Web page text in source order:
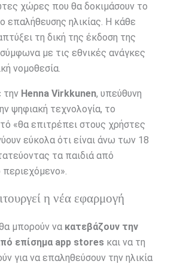
χώρες που θα δοκιμάσουν το
επαλήθευσης ηλικίας. Η κάθε
τη δική της έκδοση της
με τις εθνικές ανάγκες
νομοθεσία.
την Henna Virkkunen, υπεύθυνη
ψηφιακή τεχνολογία, το
«θα επιτρέπει στους χρήστες
εύκολα ότι είναι άνω των 18
τα παιδιά από
η νέα εφαρμογή
μπορούν να κατεβάζουν την
επίσημα app storesκαι να τη
για να επαληθεύσουν την ηλικία